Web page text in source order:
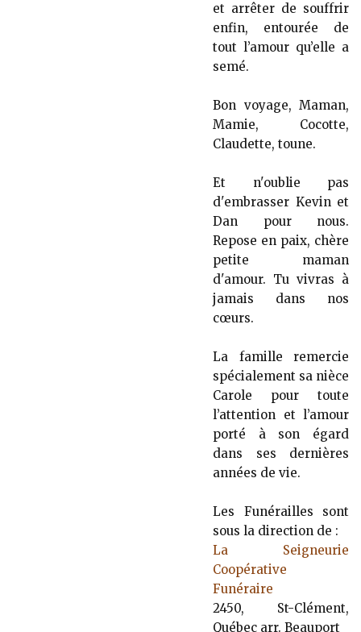
et arrêter de souffrir
enfin, entourée de
tout l’amour qu’elle a
semé.
Bon voyage, Maman,
Mamie, Cocotte,
Claudette, toune.
Et n'oublie pas
d'embrasser Kevin et
Dan pour nous.
Repose en paix, chère
petite maman
d'amour. Tu vivras à
jamais dans nos
cœurs.
La famille remercie
spécialement sa nièce
Carole pour toute
l’attention et l’amour
porté à son égard
dans ses dernières
années de vie.
Les Funérailles sont
sous la direction de :
La Seigneurie
Coopérative
Funéraire
2450, St-Clément,
Québec arr. Beauport